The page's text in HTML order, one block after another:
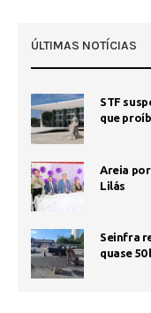
ÚLTIMAS NOTÍCIAS
STF
que
Areia
Lilás
Seinfra
quase